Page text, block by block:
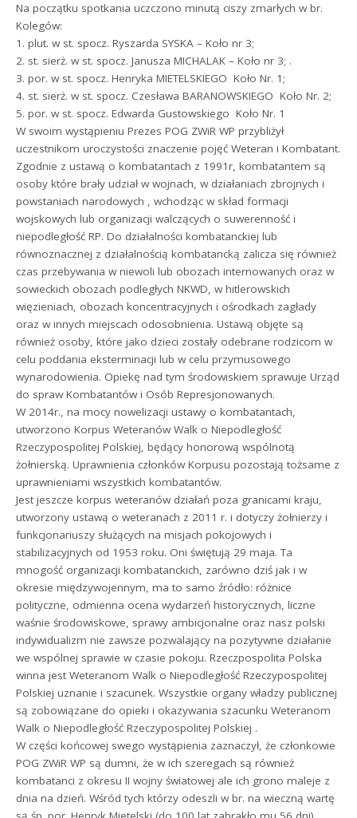
Na początku spotkania uczczono minutą ciszy zmarłych w br.
Kolegów:
1. plut. w st. spocz. Ryszarda SYSKA – Koło nr 3;
2. st. sierż. w st. spocz. Janusza MICHALAK – Koło nr 3; .
3. por. w st. spocz. Henryka MIETELSKIEGO  Koło Nr. 1;
4. st. sierż. w st. spocz. Czesława BARANOWSKIEGO  Koło Nr. 2;
5. por. w st. spocz. Edwarda Gustowskiego  Koło Nr. 1
W swoim wystąpieniu Prezes POG ZWiR WP przybliżył
uczestnikom uroczystości znaczenie pojęć Weteran i Kombatant.
Zgodnie z ustawą o kombatantach z 1991r, kombatantem są
osoby które brały udział w wojnach, w działaniach zbrojnych i
powstaniach narodowych , wchodząc w skład formacji
wojskowych lub organizacji walczących o suwerenność i
niepodległość RP. Do działalności kombatanckiej lub
równoznacznej z działalnością kombatancką zalicza się również
czas przebywania w niewoli lub obozach internowanych oraz w
sowieckich obozach podległych NKWD, w hitlerowskich
więzieniach, obozach koncentracyjnych i ośrodkach zagłady
oraz w innych miejscach odosobnienia. Ustawą objęte są
również osoby, które jako dzieci zostały odebrane rodzicom w
celu poddania eksterminacji lub w celu przymusowego
wynarodowienia. Opiekę nad tym środowiskiem sprawuje Urząd
do spraw Kombatantów i Osób Represjonowanych.
W 2014r., na mocy nowelizacji ustawy o kombatantach,
utworzono Korpus Weteranów Walk o Niepodległość
Rzeczypospolitej Polskiej, będący honorową wspólnotą
żołnierską. Uprawnienia członków Korpusu pozostają tożsame z
uprawnieniami wszystkich kombatantów.
Jest jeszcze korpus weteranów działań poza granicami kraju,
utworzony ustawą o weteranach z 2011 r. i dotyczy żołnierzy i
funkcjonariuszy służących na misjach pokojowych i
stabilizacyjnych od 1953 roku. Oni świętują 29 maja. Ta
mnogość organizacji kombatanckich, zarówno dziś jak i w
okresie międzywojennym, ma to samo źródło: różnice
polityczne, odmienna ocena wydarzeń historycznych, liczne
waśnie środowiskowe, sprawy ambicjonalne oraz nasz polski
indywidualizm nie zawsze pozwalający na pozytywne działanie
we wspólnej sprawie w czasie pokoju. Rzeczpospolita Polska
winna jest Weteranom Walk o Niepodległość Rzeczypospolitej
Polskiej uznanie i szacunek. Wszystkie organy władzy publicznej
są zobowiązane do opieki i okazywania szacunku Weteranom
Walk o Niepodległość Rzeczypospolitej Polskiej .
W części końcowej swego wystąpienia zaznaczył, że członkowie
POG ZWiR WP są dumni, że w ich szeregach są również
kombatanci z okresu II wojny światowej ale ich grono maleje z
dnia na dzień. Wśród tych którzy odeszli w br. na wieczną wartę